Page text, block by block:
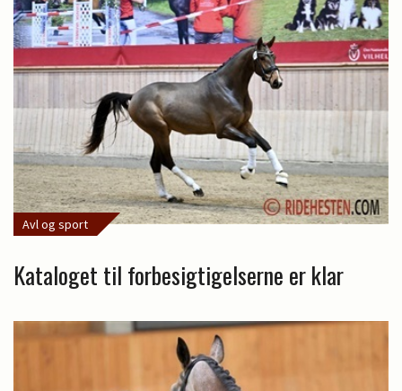
Avl og sport
Kataloget til forbesigtigelserne er klar